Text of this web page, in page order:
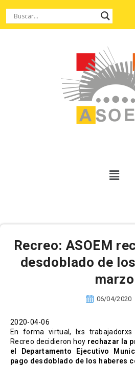
Recreo: ASOEM
desdoblado de
marzo
06/04/2020
2020-04-06
En forma virtual, lxs
Recreo decidieron hoy rechazar la
el Departamento Ejecutivo
pago desdoblado de los haberes